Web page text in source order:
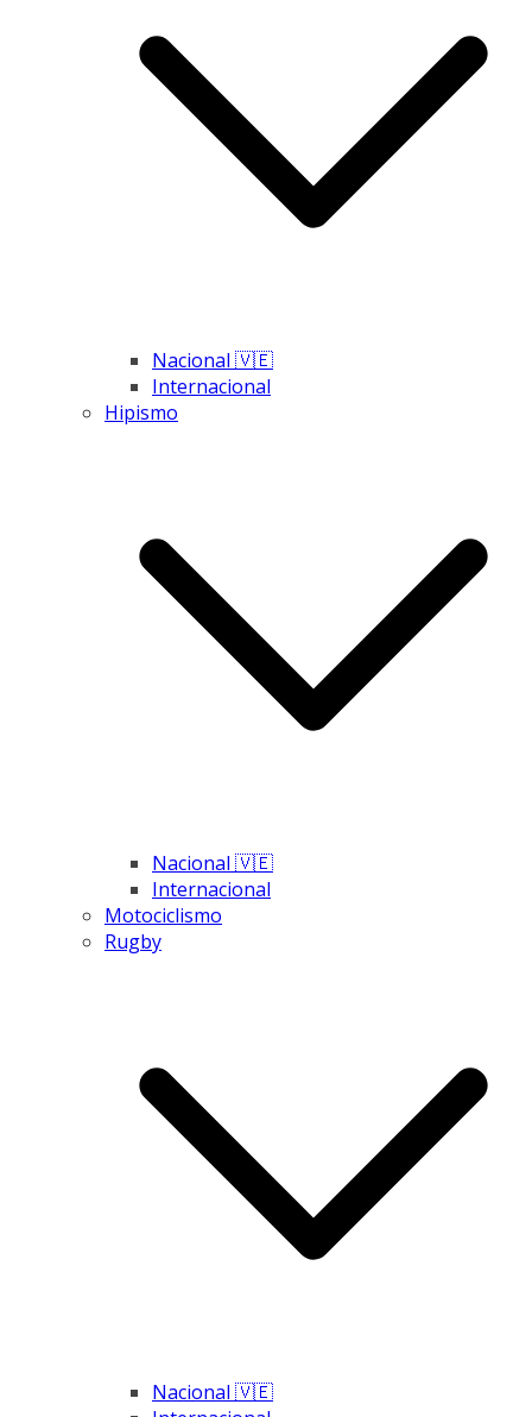
Nacional 🇻🇪
Internacional
Hipismo
Nacional 🇻🇪
Internacional
Motociclismo
Rugby
Nacional 🇻🇪